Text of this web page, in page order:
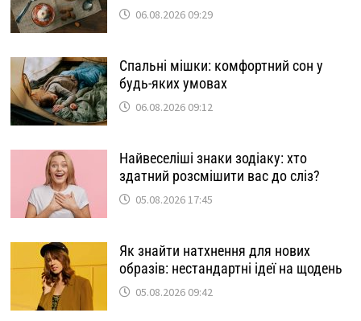
06.08.2026 09:29
Спальні мішки: комфортний сон у
будь-яких умовах
06.08.2026 09:12
Найвеселіші знаки зодіаку: хто
здатний розсмішити вас до сліз?
05.08.2026 17:45
Як знайти натхнення для нових
образів: нестандартні ідеї на щодень
05.08.2026 09:42